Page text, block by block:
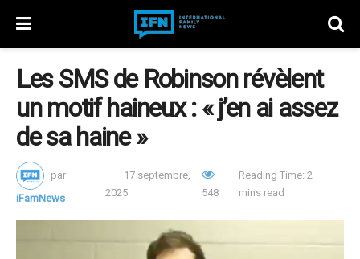
Les SMS de Robinson révèlent
un motif haineux : « j’en ai assez
de sa haine »
par
iFamNews
17 septembre,
2025
548
Reading Time: 2
mins read